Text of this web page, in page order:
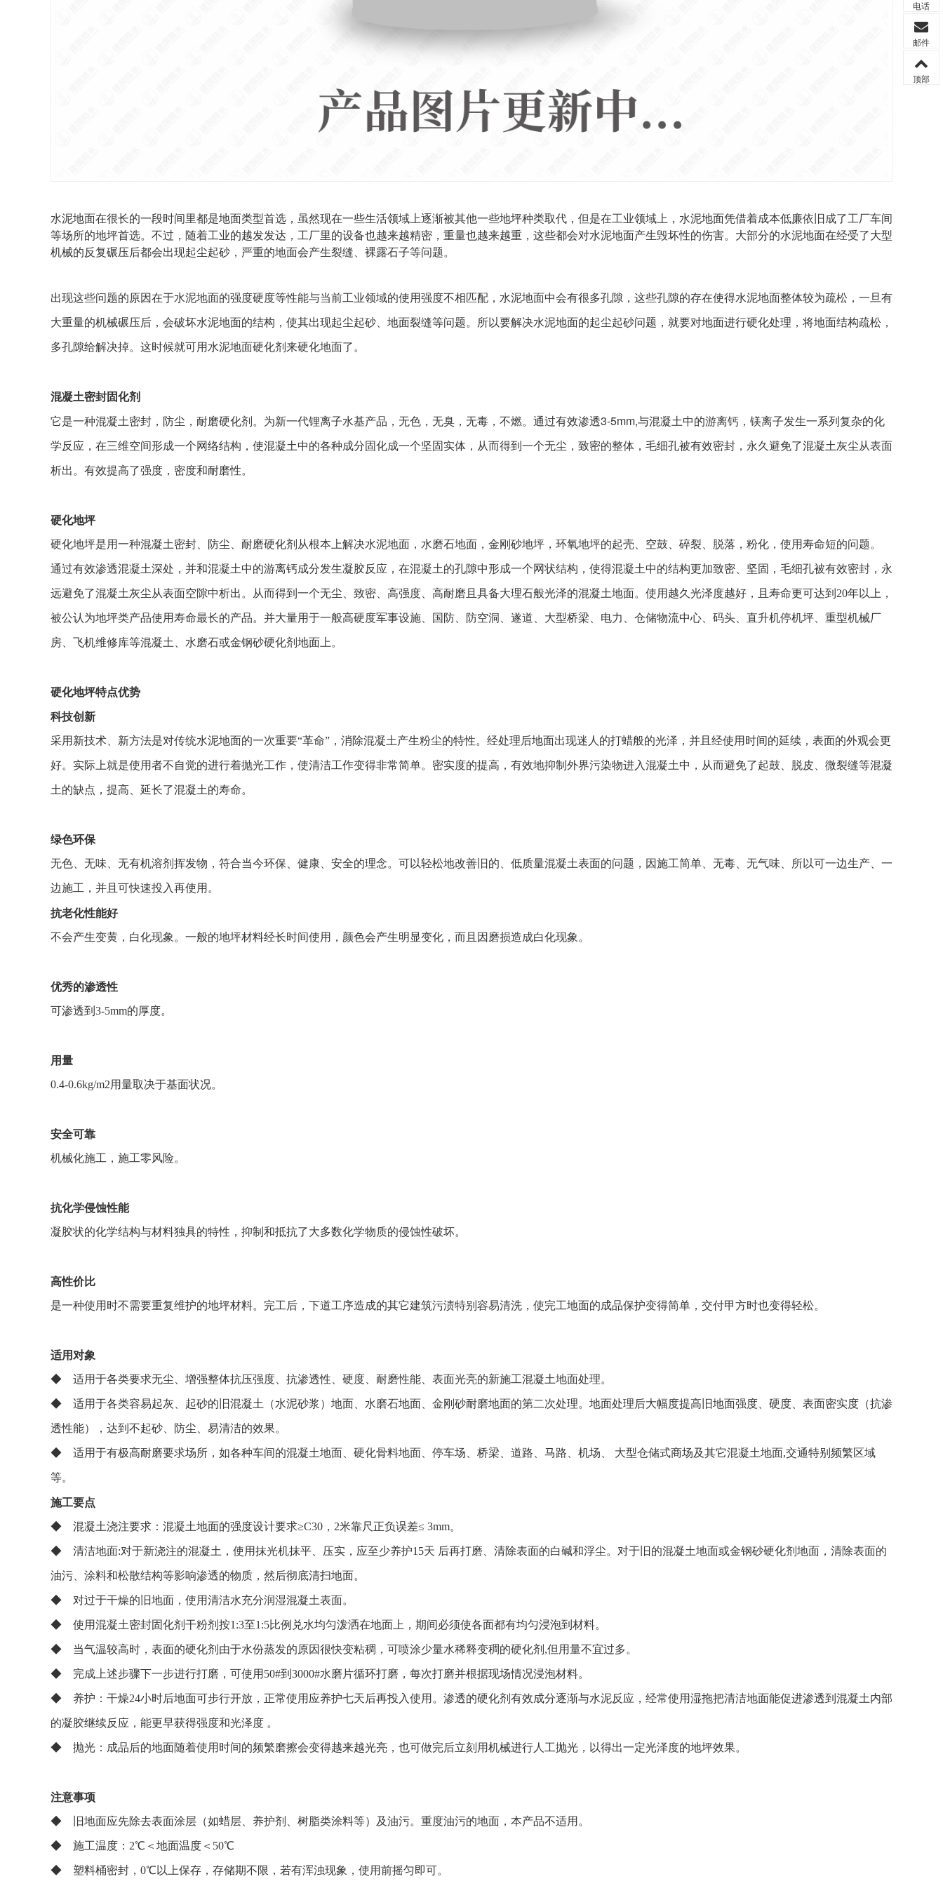
水泥地面在很长的一段时间里都是地面类型首选，虽然现在一些生活领域上逐渐被其他一些地坪种类取代，但是在工业领域上，水泥地面凭借着成本低廉依旧成了工厂车间
等场所的地坪首选。不过，随着工业的越发发达，工厂里的设备也越来越精密，重量也越来越重，这些都会对水泥地面产生毁坏性的伤害。大部分的水泥地面在经受了大型
机械的反复碾压后都会出现起尘起砂，严重的地面会产生裂缝、裸露石子等问题。
出现这些问题的原因在于水泥地面的强度硬度等性能与当前工业领域的使用强度不相匹配，水泥地面中会有很多孔隙，这些孔隙的存在使得水泥地面整体较为疏松，一旦有
大重量的机械碾压后，会破坏水泥地面的结构，使其出现起尘起砂、地面裂缝等问题。所以要解决水泥地面的起尘起砂问题，就要对地面进行硬化处理，将地面结构疏松，
多孔隙给解决掉。这时候就可用水泥地面硬化剂来硬化地面了。
混凝土密封固化剂
它是一种混凝土密封，防尘，耐磨硬化剂。为新一代锂离子水基产品，无色，无臭，无毒，不燃。通过有效渗透3-5mm,与混凝土中的游离钙，镁离子发生一系列复杂的化
学反应，在三维空间形成一个网络结构，使混凝土中的各种成分固化成一个坚固 实体，从而得到一个无尘，致密的整体，毛细孔被有效密封，永久避免了混凝土灰尘从表面
析出。有效提高了强度，密度和耐磨性。
硬化地坪
硬化地坪是用一种混凝土密封、防尘、耐磨硬化剂从根本上解决水泥地面，水磨石地面，金刚砂地坪，环氧地坪的起壳、空鼓、碎裂、脱落，粉化，使用寿命短的问题。
通过有效渗透混凝土深处，并和混凝土中的游离钙成分发生凝胶反应，在混凝土的孔隙中形成一个网状结构，使得混凝土中的结构更加致密、坚固，毛细孔被有效密封，永
远避免了混凝土灰尘从表面空隙中析出。从而得到一个无尘、致密、高强度、高耐磨且具备大理石般光泽的混凝土地面。使用越久光泽度越好，且寿命更可达到20年以上，
被公认为地坪类产品使用寿命最长的产品。并大量用于一般高硬度军事设施、国防、防空洞、遂道、大型桥梁、电力、仓储物流中心、码头、直升机停机坪、重型机械厂
房、飞机维修库等混凝土、水磨石或金钢砂硬化剂地面上。
硬化地坪特点优势
科技创新
采用新技术、新方法是对传统水泥地面的一次重要“革命”，消除混凝土产生粉尘的特性。经处理后地面出现迷人的打蜡般的光泽，并且经使用时间的延续，表面的外观会更
好。实际上就是使用者不自觉的进行着抛光工作，使清洁工作变得非常简单。密实度的提高，有效地抑制外界污染物进入混凝土中，从而避免了起鼓、脱皮、微裂缝等混凝
土的缺点，提高、延长了混凝土的寿命。
绿色环保
无色、无味、无有机溶剂挥发物，符合当今环保、健康、安全的理念。可以轻松地改善旧的、低质量混凝土表面的问题，因施工简单、无毒、无气味、所以可一边生产、一
边施工，并且可快速投入再使用。
抗老化性能好
不会产生变黄，白化现象。一般的地坪材料经长时间使用，颜色会产生明显变化，而且因磨损造成白化现象。
优秀的渗透性
可渗透到3-5mm的厚度。
用量
0.4-0.6kg/m2用量取决于基面状况。
安全可靠
机械化施工，施工零风险。
抗化学侵蚀性能
凝胶状的化学结构与材料独具的特性，抑制和抵抗了大多数化学物质的侵蚀性破坏。
高性价比
是一种使用时不需要重复维护的地坪材料。完工后，下道工序造成的其它建筑污渍特别容易清洗，使完工地面的成品保护变得简单，交付甲方时也变得轻松。
适用对象
◆ 适用于各类要求无尘、增强整体抗压强度、抗渗透性、硬度、耐磨性能、表面光亮的新施工混凝土地面处理。
◆ 适用于各类容易起灰、起砂的旧混凝土（水泥砂浆）地面、水磨石地面、金刚砂耐磨地面的第二次处理。地面处理后大幅度提高旧地面强度、硬度、表面密实度（抗渗
透性能），达到不起砂、防尘、易清洁的效果。
◆ 适用于有极高耐磨要求场所，如各种车间的混凝土地面、硬化骨料地面、停车场、桥梁、道路、马路、机场、 大型仓储式商场及其它混凝土地面,交通特别频繁区域
等。
施工要点
◆ 混凝土浇注要求：混凝土地面的强度设计要求≥C30，2米靠尺正负误差≤ 3mm。
◆ 清洁地面:对于新浇注的混凝土，使用抹光机抹平、压实，应至少养护15天 后再打磨、清除表面的白碱和浮尘。对于旧的混凝土地面或金钢砂硬化剂地面，清除表面的
油污、涂料和松散结构等影响渗透的物质，然后彻底清扫地面。
◆ 对过于干燥的旧地面，使用清洁水充分润湿混凝土表面。
◆ 使用混凝土密封固化剂干粉剂按1:3至1:5比例兑水均匀泼洒在地面上，期间必须使各面都有均匀浸泡到材料。
◆ 当气温较高时，表面的硬化剂由于水份蒸发的原因很快变粘稠，可喷涂少量水稀释变稠的硬化剂,但用量不宜过多。
◆ 完成上述步骤下一步进行打磨，可使用50#到3000#水磨片循环打磨，每次打磨并根据现场情况浸泡材料。
◆ 养护：干燥24小时后地面可步行开放，正常使用应养护七天后再投入使用。渗透的硬化剂有效成分逐渐与水泥反应，经常使用湿拖把清洁地面能促进渗透到混凝土内部
的凝胶继续反应，能更早获得强度和光泽度 。
◆ 抛光：成品后的地面随着使用时间的频繁磨擦会变得越来越光亮，也可做完后立刻用机械进行人工抛光，以得出一定光泽度的地坪效果。
注意事项
◆ 旧地面应先除去表面涂层（如蜡层、养护剂、树脂类涂料等）及油污。重度油污的地面，本产品不适用。
◆ 施工温度：2℃＜地面温度＜50℃
◆ 塑料桶密封，0℃以上保存，存储期不限，若有浑浊现象，使用前摇匀即可。
电话
邮件
顶部